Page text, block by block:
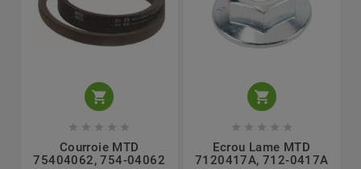

    
Courroie MTD
75404062, 754-04062

    
Ecrou Lame MTD
7120417A, 712-0417A